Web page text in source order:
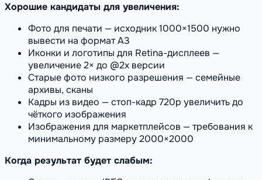
Хорошие кандидаты для увеличения:
Фото для печати — исходник 1000×1500 нужно
вывести на формат А3
Иконки и логотипы для Retina-дисплеев —
увеличение 2× до @2x версии
Старые фото низкого разрешения — семейные
архивы, сканы
Кадры из видео — стоп-кадр 720p увеличить до
чёткого изображения
Изображения для маркетплейсов — требования к
минимальному размеру 2000×2000
Когда результат будет слабым: